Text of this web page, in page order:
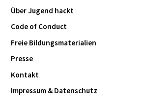
Über Jugend hackt
Code of Conduct
Freie Bildungsmaterialien
Presse
Kontakt
Impressum & Datenschutz